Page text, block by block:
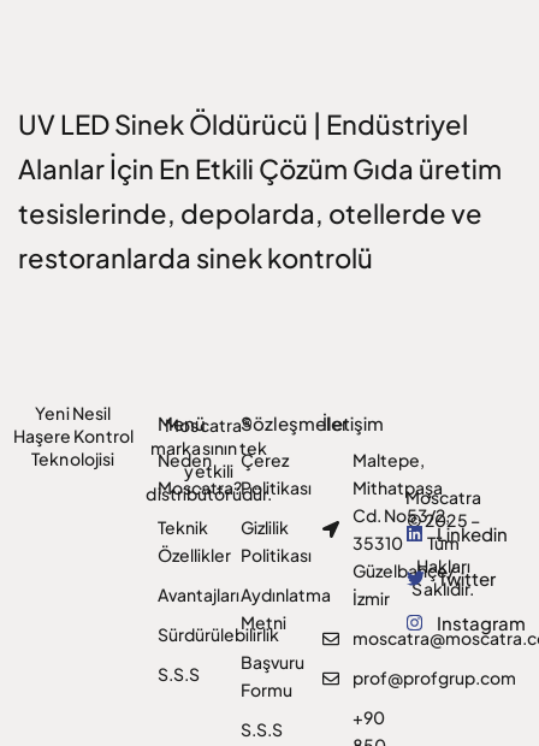
UV LED Sinek Öldürücü | Endüstriyel
Alanlar İçin En Etkili Çözüm Gıda üretim
tesislerinde, depolarda, otellerde ve
restoranlarda sinek kontrolü
Yeni Nesil
Haşere Kontrol
Teknolojisi
Moscatra®
markasının tek
yetkili
distribütörüdür.
Menü
Neden
Moscatra?
Teknik
Özellikler
Avantajları
Sürdürülebilirlik
S.S.S
Sözleşmeler
Çerez
Politikası
Gizlilik
Politikası
Aydınlatma
Metni
Başvuru
Formu
S.S.S
İletişim
Maltepe,
Mithatpaşa
Cd. No53/2,
35310
Güzelbahçe/
İzmir
prof@profgrup.com
+90
Moscatra
© 2025 –
Tüm
Hakları
Saklıdır.
Linkedin
Twitter
Instagram